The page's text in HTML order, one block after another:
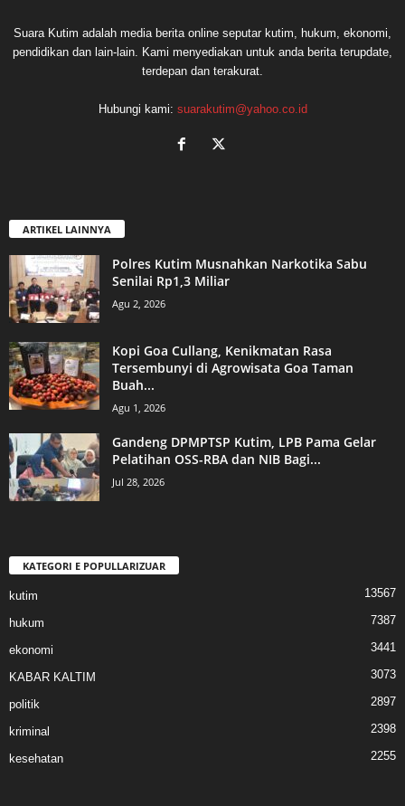
Suara Kutim adalah media berita online seputar kutim, hukum, ekonomi,
pendidikan dan lain-lain. Kami menyediakan untuk anda berita terupdate,
terdepan dan terakurat.
Hubungi kami: suarakutim@yahoo.co.id
ARTIKEL LAINNYA
Polres Kutim Musnahkan Narkotika Sabu
Senilai Rp1,3 Miliar
Agu 2, 2026
Kopi Goa Cullang, Kenikmatan Rasa
Tersembunyi di Agrowisata Goa Taman
Buah...
Agu 1, 2026
Gandeng DPMPTSP Kutim, LPB Pama Gelar
Pelatihan OSS-RBA dan NIB Bagi...
Jul 28, 2026
KATEGORI E POPULLARIZUAR
kutim 13567
hukum 7387
ekonomi 3441
KABAR KALTIM 3073
politik 2897
kriminal 2398
kesehatan 2255